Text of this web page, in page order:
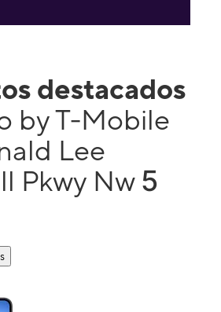
destacados
by T-Mobile
Lee
Pkwy Nw 5